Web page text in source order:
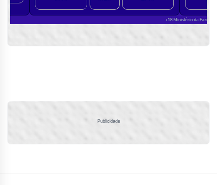
Publicidade